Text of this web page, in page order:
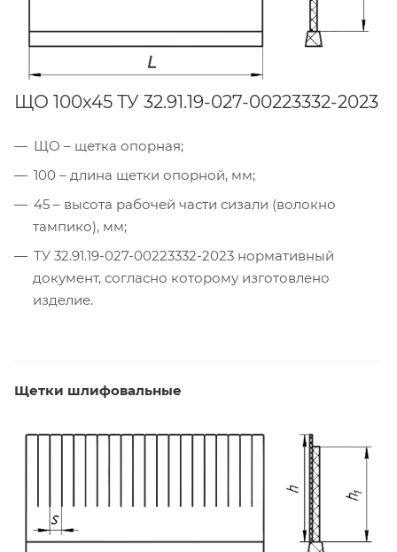
ЩО 100х45 ТУ 32.91.19-027-00223332-2023
ЩО – щетка опорная;
100 – длина щетки опорной, мм;
45 – высота рабочей части сизали (волокно
тампико), мм;
ТУ 32.91.19-027-00223332-2023 нормативный
документ, согласно которому изготовлено
изделие.
Щетки шлифовальные